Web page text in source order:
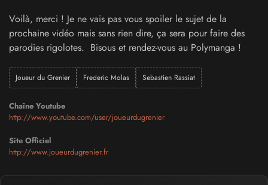
Voilà, merci ! Je ne vais pas vous spoiler le sujet de la
prochaine vidéo mais sans rien dire, ça sera pour faire des
parodies rigolotes. Bisous et rendez-vous au Polymanga !
Joueur du Grenier Frederic Molas Sebastien Rassiat
Chaîne Youtube
http://www.youtube.com/user/joueurdugrenier
Site Officiel
http://www.joueurdugrenier.fr